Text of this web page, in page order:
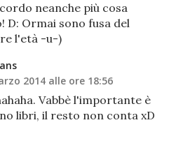
neanche più cosa
D: Ormai sono fusa del
l'età -u-)
2014 alle ore 18:56
Vabbè l'importante è
libri, il resto non conta xD